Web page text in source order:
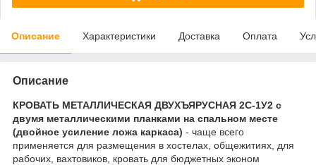
Описание Характеристики Доставка Оплата
Описание
КРОВАТЬ МЕТАЛЛИЧЕСКАЯ ДВУХЪЯРУСНАЯ 2С-1У2 с
двумя металлическими планками на спальном месте
(двойное усиление ложа каркаса) - чаще всего
применяется для размещения в хостелах, общежитиях, для
рабочих, вахтовиков, кровать для бюджетных эконом